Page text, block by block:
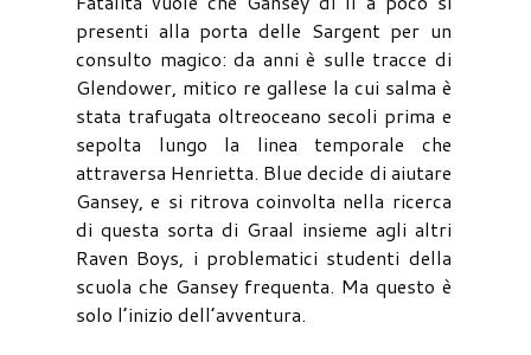
presenti alla porta delle Sargent per un
consulto magico: da anni è sulle tracce di
Glendower, mitico re gallese la cui salma è
stata trafugata oltreoceano secoli prima e
sepolta lungo la linea temporale che
attraversa Henrietta. Blue decide di aiutare
Gansey, e si ritrova coinvolta nella ricerca
di questa sorta di Graal insieme agli altri
Raven Boys, i problematici studenti della
scuola che Gansey frequenta. Ma questo è
solo l’inizio dell’avventura.